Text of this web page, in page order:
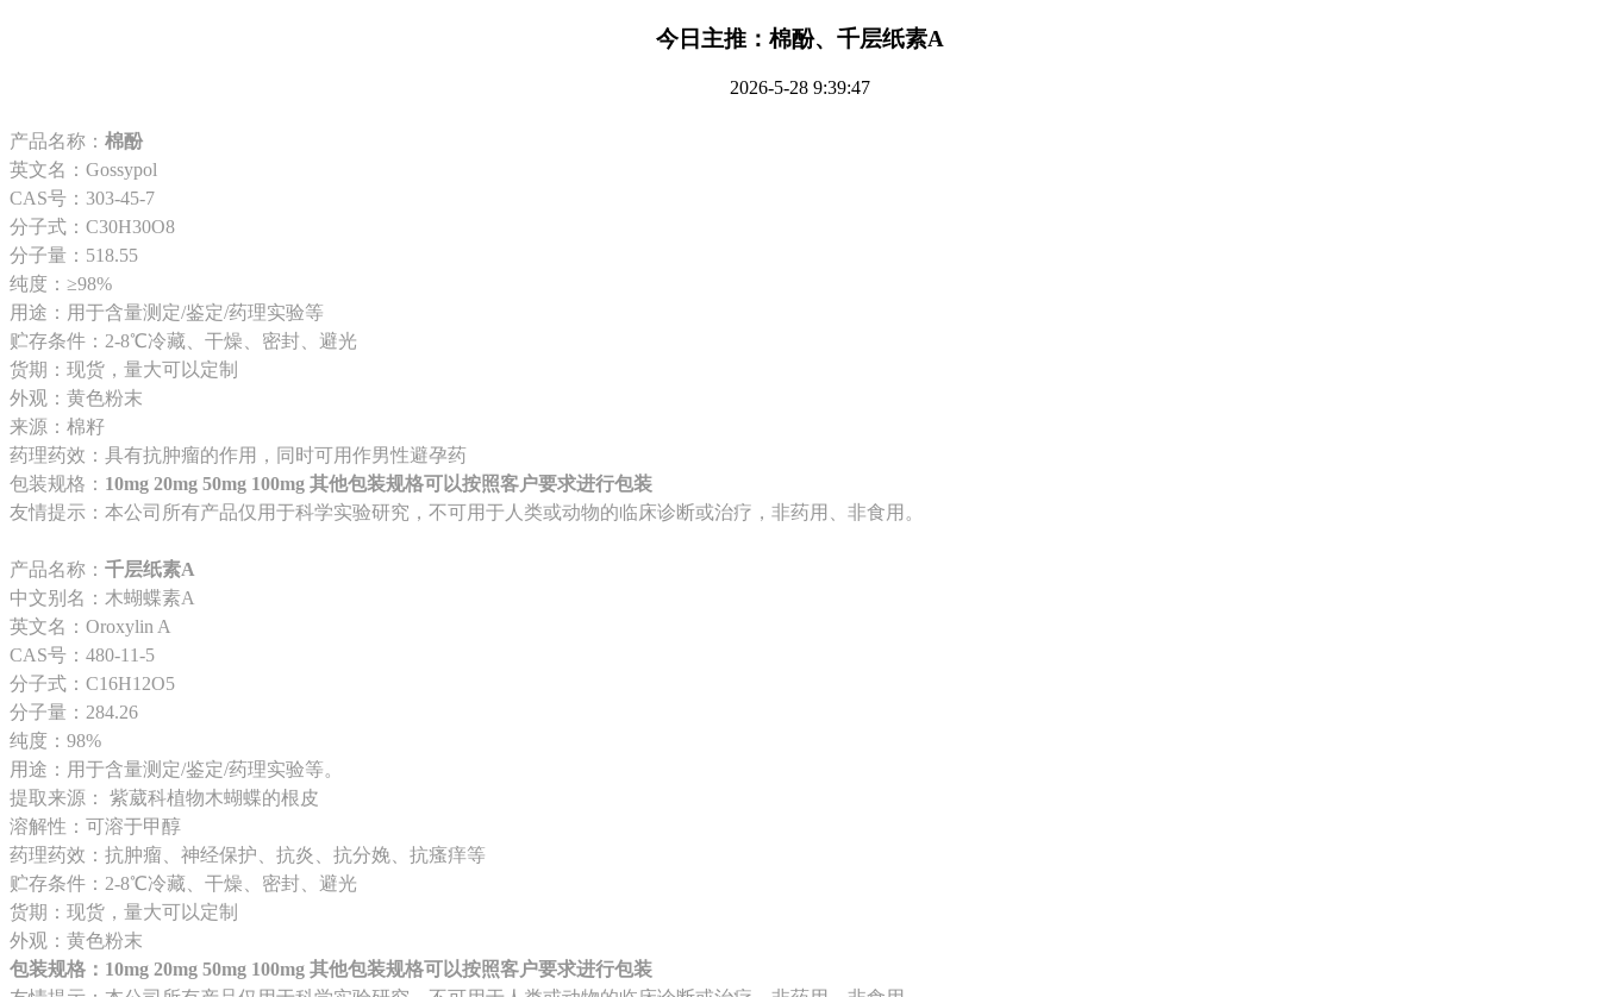
今日主推：棉酚、千层纸素A
2026-5-28 9:39:47
产品名称： 棉酚
英文名：Gossypol
CAS号：303-45-7
分子式：C30H30O8
分子量：518.55
纯度：≥98%
用途：用于含量测定/鉴定/药理实验等
贮存条件：2-8℃冷藏、干燥、密封、避光
货期：现货，量大可以定制
外观：黄色粉末
来源：棉籽
药理药效：具有抗肿瘤的作用，同时可用作男性避孕药
包装规格： 10mg 20mg 50mg 100mg 其他包装规格可以按照客户要求进行包装
友情提示：本公司所有产品仅用于科学实验研究，不可用于人类或动物的临床诊断或治疗，非药用、非食用。
产品名称： 千层纸素A
中文别名：木蝴蝶素A
英文名：Oroxylin A
CAS号：480-11-5
分子式：C16H12O5
分子量：284.26
纯度：98%
用途：用于含量测定/鉴定/药理实验等。
提取来源： 紫葳科植物木蝴蝶的根皮
溶解性：可溶于甲醇
药理药效：抗肿瘤、神经保护、抗炎、抗分娩、抗瘙痒等
贮存条件：2-8℃冷藏、干燥、密封、避光
货期：现货，量大可以定制
外观：黄色粉末
包装规格：10mg 20mg 50mg 100mg 其他包装规格可以按照客户要求进行包装